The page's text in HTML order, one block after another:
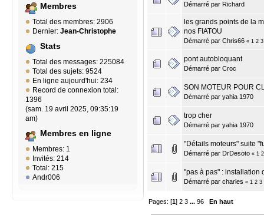
Membres
Total des membres: 2906
Dernier: Jean-Christophe
Stats
Total des messages: 225084
Total des sujets: 9524
En ligne aujourd'hui: 234
Record de connexion total:
1396
(sam. 19 avril 2025, 09:35:19
am)
Membres en ligne
Membres: 1
Invités: 214
Total: 215
Andr006
Démarré par Richard
les grands points de la
nos FIATOU
Démarré par Chris66 « 1 2 3
pont autobloquant
Démarré par Croc
SON MOTEUR POUR
Démarré par yahia 1970
trop cher
Démarré par yahia 1970
"Détails moteurs" suite
Démarré par DrDesoto « 1 2
"pas à pas" : installation
Démarré par charles « 1 2 3
Pages: [1]2 3 ...96 En haut